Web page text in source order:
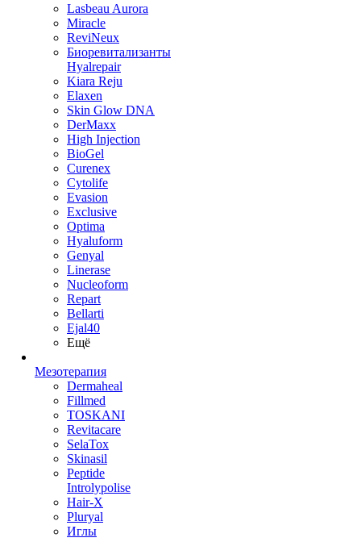
Lasbeau Aurora
Miracle
ReviNeux
Биоревитализанты
Hyalrepair
Kiara Reju
Elaxen
Skin Glow DNA
DerMaxx
High Injection
BioGel
Curenex
Cytolife
Evasion
Exclusive
Optima
Hyaluform
Genyal
Linerase
Nucleoform
Repart
Bellarti
Ejal40
Ещё
Мезотерапия
Dermaheal
Fillmed
TOSKANI
Revitacare
SelaTox
Skinasil
Peptide
Introlypolise
Hair-X
Pluryal
Иглы